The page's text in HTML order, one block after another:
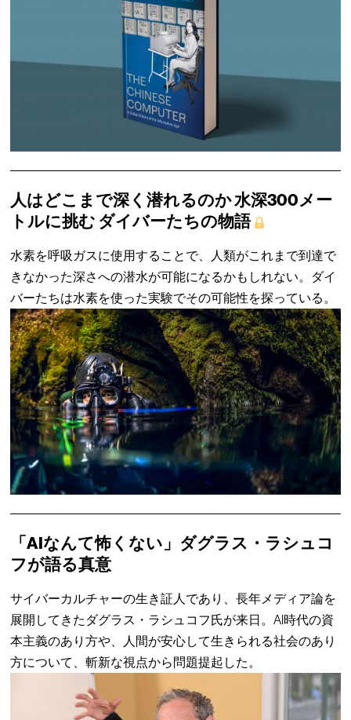
人はどこまで深く潜れるのか 水深300メー
トルに挑む ダイバーたちの物語
水素を呼吸ガスに使用することで、人類がこれまで到達で
きなかった深さへの潜水が可能になるかもしれない。ダイ
バーたちは水素を使った実験でその可能性を探っている。
「AIなんて怖くない」ダグラス・ラシュコ
フが語る真意
サイバーカルチャーの生き証人であり、長年メディア論を
展開してきたダグラス・ラシュコフ氏が来日。AI時代の資
本主義のあり方や、人間が安心して生きられる社会のあり
方について、斬新な視点から問題提起した。